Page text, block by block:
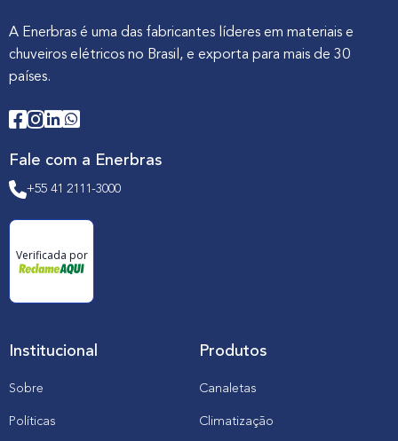
A Enerbras é uma das fabricantes líderes em materiais e
chuveiros elétricos no Brasil, e exporta para mais de 30
países.
Fale com a Enerbras
+55 41 2111-3000
Verificada por
Institucional
Sobre
Políticas
Produtos
Canaletas
Climatização